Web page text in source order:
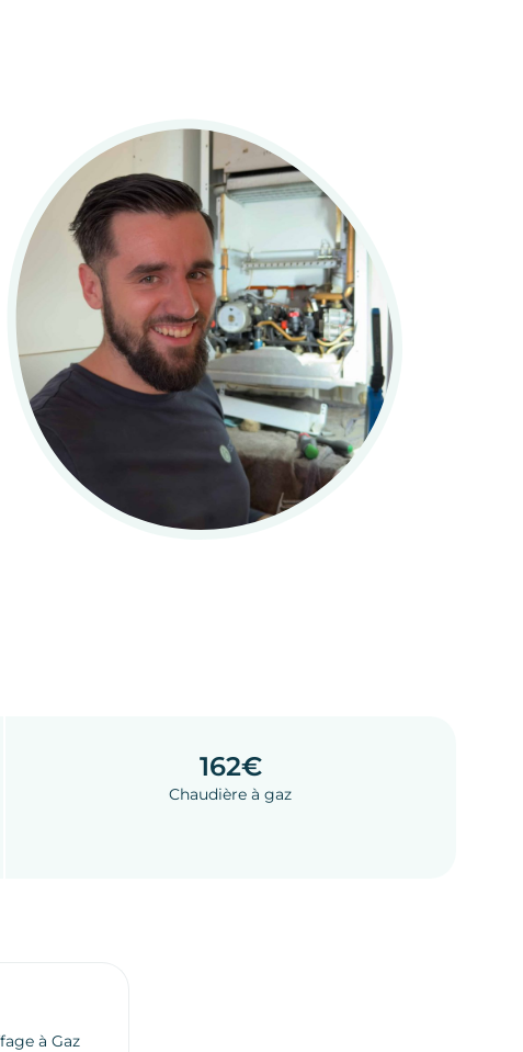
162€
Chaudière à gaz
à Gaz